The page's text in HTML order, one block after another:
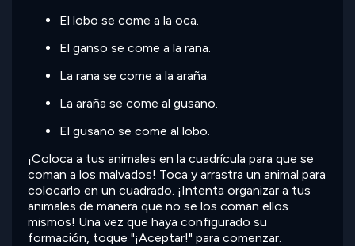
El lobo se come a la oca.
El ganso se come a la rana.
La rana se come a la araña.
La araña se come al gusano.
El gusano se come al lobo.
¡Coloca a tus animales en la cuadrícula para que se
coman a los malvados! Toca y arrastra un animal para
colocarlo en un cuadrado. ¡Intenta organizar a tus
animales de manera que no se los coman ellos
mismos! Una vez que haya configurado su
formación, toque "¡Aceptar!" para comenzar.